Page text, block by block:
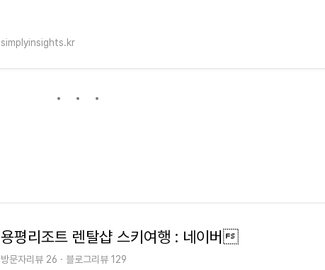
simplyinsights.kr
용평리조트 렌탈샵 스키여행 : 네이버
방문자리뷰 26 · 블로그리뷰 129